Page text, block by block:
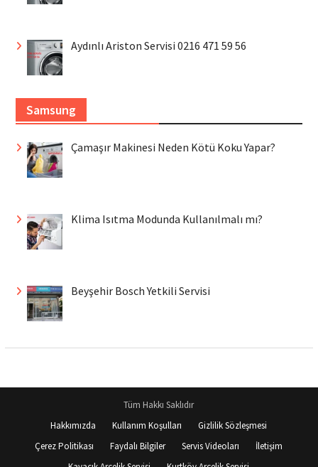
Aydınlı Ariston Servisi 0216 471 59 56
Samsung
Çamaşır Makinesi Neden Kötü Koku Yapar?
Klima Isıtma Modunda Kullanılmalı mı?
Beyşehir Bosch Yetkili Servisi
Tüm Hakkı Saklıdır
Hakkımızda
Kullanım Koşulları
Gizlilik Sözleşmesi
Çerez Politikası
Faydalı Bilgiler Servis Videoları
İletişim